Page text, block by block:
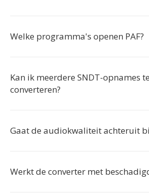
Welke programma's openen PAF?
Kan ik meerdere SNDT-opnames
converteren?
Gaat de audiokwaliteit achteruit
Werkt de converter met